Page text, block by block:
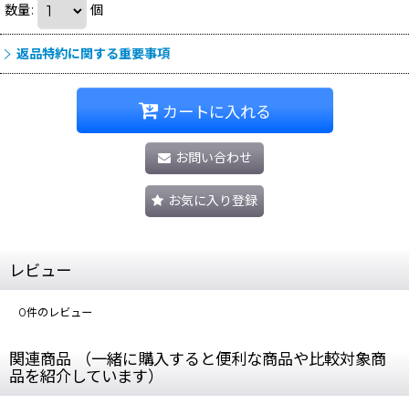
数量: 個
返品特約に関する重要事項
カートに入れる
お問い合わせ
お気に入り登録
レビュー
0件のレビュー
関連商品 （一緒に購入すると便利な商品や比較対象商
品を紹介しています）